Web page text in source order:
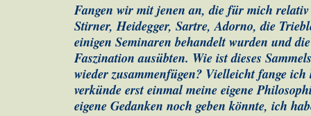
Fangen wir mit jenen an, die für mich
Stirner, Hei­degger, Sartre, Adorno, die
einigen Se­mi­na­ren be­handelt wurden und
Faszination ausübten. Wie ist dieses
wieder zusammenfügen? Vielleicht fan­ge
verkünde erst einmal meine ei­gene
eigene Gedanken noch geben könnte, ich